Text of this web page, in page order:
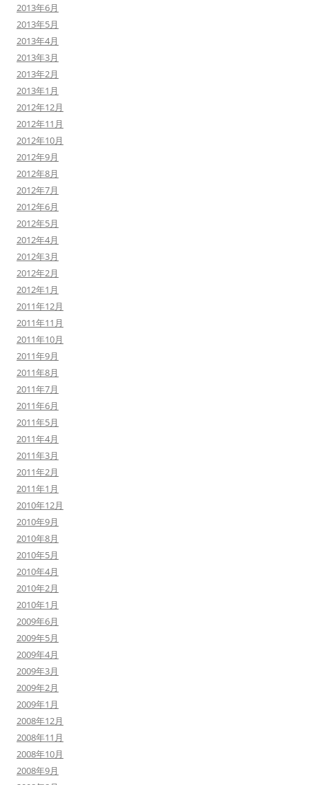
2013年6月
2013年5月
2013年4月
2013年3月
2013年2月
2013年1月
2012年12月
2012年11月
2012年10月
2012年9月
2012年8月
2012年7月
2012年6月
2012年5月
2012年4月
2012年3月
2012年2月
2012年1月
2011年12月
2011年11月
2011年10月
2011年9月
2011年8月
2011年7月
2011年6月
2011年5月
2011年4月
2011年3月
2011年2月
2011年1月
2010年12月
2010年9月
2010年8月
2010年5月
2010年4月
2010年2月
2010年1月
2009年6月
2009年5月
2009年4月
2009年3月
2009年2月
2009年1月
2008年12月
2008年11月
2008年10月
2008年9月